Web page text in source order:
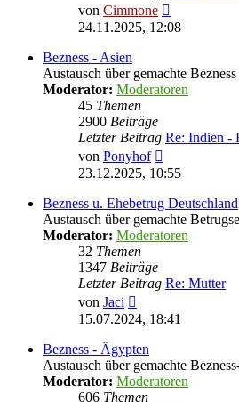
von Cimmone
Beitrag
24.11.2025, 12:08
Bezness - Asien
Austausch über gemachte
Moderator: Moderatoren
45 Themen
2900 Beiträge
Letzter Beitrag Re: Indien -
von Ponyhof
Beitrag
23.12.2025, 10:55
Bezness u. Ehebetrug Deutschland
Austausch über gemachte
Moderator: Moderatoren
32 Themen
1347 Beiträge
Letzter Beitrag Re: Mutter
von Jaci
Beitrag
15.07.2024, 18:41
Bezness - Ägypten
Austausch über gemachte
Moderator: Moderatoren
606 Themen